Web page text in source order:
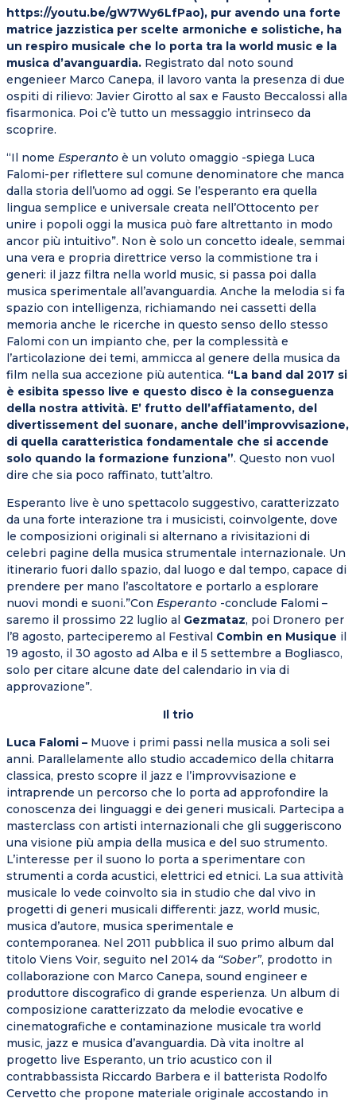
https://youtu.be/gW7Wy6LfPao), pur avendo una forte
matrice jazzistica per scelte armoniche e solistiche, ha
un respiro musicale che lo porta tra la world music e la
musica d’avanguardia. Registrato dal noto sound
engenieer Marco Canepa, il lavoro vanta la presenza di due
ospiti di rilievo: Javier Girotto al sax e Fausto Beccalossi alla
fisarmonica. Poi c’è tutto un messaggio intrinseco da
scoprire.
“Il nome Esperanto è un voluto omaggio -spiega Luca
Falomi-per riflettere sul comune denominatore che manca
dalla storia dell’uomo ad oggi. Se l’esperanto era quella
lingua semplice e universale creata nell’Ottocento per
unire i popoli oggi la musica può fare altrettanto in modo
ancor più intuitivo”. Non è solo un concetto ideale, semmai
una vera e propria direttrice verso la commistione tra i
generi: il jazz filtra nella world music, si passa poi dalla
musica sperimentale all’avanguardia. Anche la melodia si fa
spazio con intelligenza, richiamando nei cassetti della
memoria anche le ricerche in questo senso dello stesso
Falomi con un impianto che, per la complessità e
l’articolazione dei temi, ammicca al genere della musica da
film nella sua accezione più autentica. “La band dal 2017 si
è esibita spesso live e questo disco è la conseguenza
della nostra attività. E’ frutto dell’affiatamento, del
divertissement del suonare, anche dell’improvvisazione,
di quella caratteristica fondamentale che si accende
solo quando la formazione funziona”. Questo non vuol
dire che sia poco raffinato, tutt’altro.
Esperanto live è uno spettacolo suggestivo, caratterizzato
da una forte interazione tra i musicisti, coinvolgente, dove
le composizioni originali si alternano a rivisitazioni di
celebri pagine della musica strumentale internazionale. Un
itinerario fuori dallo spazio, dal luogo e dal tempo, capace di
prendere per mano l’ascoltatore e portarlo a esplorare
nuovi mondi e suoni.”Con Esperanto -conclude Falomi –
saremo il prossimo 22 luglio al Gezmataz, poi Dronero per
l’8 agosto, parteciperemo al Festival Combin en Musique il
19 agosto, il 30 agosto ad Alba e il 5 settembre a Bogliasco,
solo per citare alcune date del calendario in via di
approvazione”.
Il trio
Luca Falomi – Muove i primi passi nella musica a soli sei
anni. Parallelamente allo studio accademico della chitarra
classica, presto scopre il jazz e l’improvvisazione e
intraprende un percorso che lo porta ad approfondire la
conoscenza dei linguaggi e dei generi musicali. Partecipa a
masterclass con artisti internazionali che gli suggeriscono
una visione più ampia della musica e del suo strumento.
L’interesse per il suono lo porta a sperimentare con
strumenti a corda acustici, elettrici ed etnici. La sua attività
musicale lo vede coinvolto sia in studio che dal vivo in
progetti di generi musicali differenti: jazz, world music,
musica d’autore, musica sperimentale e
contemporanea. Nel 2011 pubblica il suo primo album dal
titolo Viens Voir, seguito nel 2014 da “Sober”, prodotto in
collaborazione con Marco Canepa, sound engineer e
produttore discografico di grande esperienza. Un album di
composizione caratterizzato da melodie evocative e
cinematografiche e contaminazione musicale tra world
music, jazz e musica d’avanguardia. Dà vita inoltre al
progetto live Esperanto, un trio acustico con il
contrabbassista Riccardo Barbera e il batterista Rodolfo
Cervetto che propone materiale originale accostando in